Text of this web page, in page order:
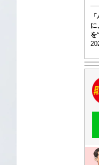
に
を